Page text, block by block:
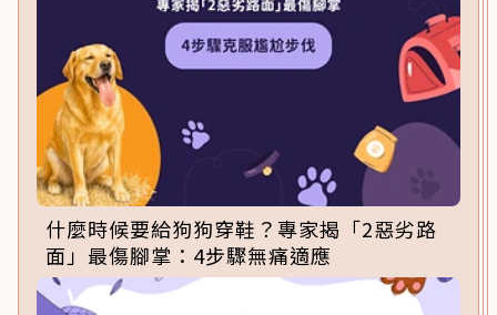
什麼時候要給狗狗穿鞋？專家揭「2惡劣路
面」最傷腳掌：4步驟無痛適應